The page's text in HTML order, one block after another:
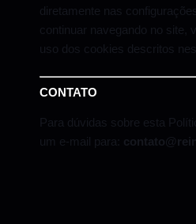
diretamente nas
continuar navegando no site,
uso dos cookies descritos
CONTATO
Para dúvidas sobre esta
um e-mail para: